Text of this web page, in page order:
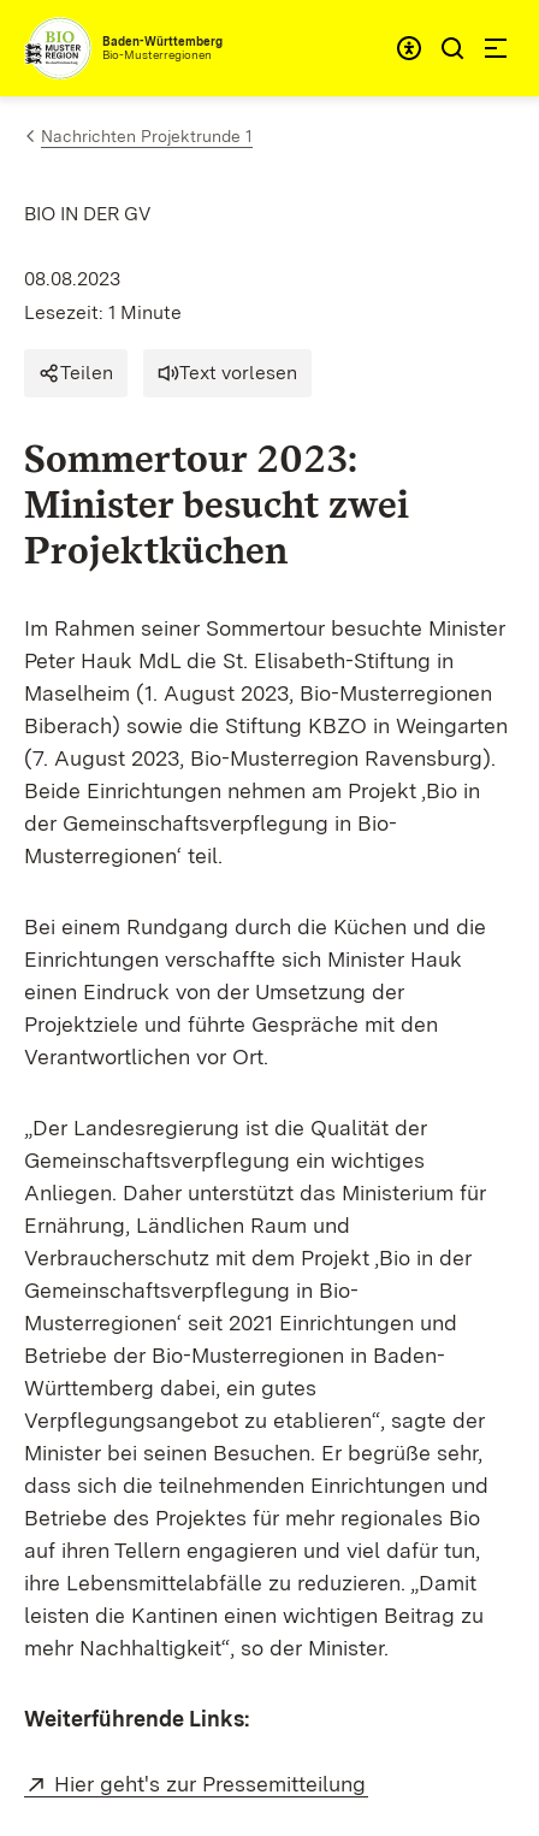
Zum Inhalt springen
Baden-Württemberg
Bio-Musterregionen
Nachrichten Projektrunde 1
BIO IN DER GV
08.08.2023
Lesezeit: 1 Minute
Teilen Text vorlesen
Sommertour 2023:
Minister besucht zwei
Projektküchen
Im Rahmen seiner Sommertour besuchte Minister
Peter Hauk MdL die St. Elisabeth-Stiftung in
Maselheim (1. August 2023, Bio-Musterregionen
Biberach) sowie die Stiftung KBZO in Weingarten
(7. August 2023, Bio-Musterregion Ravensburg).
Beide Einrichtungen nehmen am Projekt ‚Bio in
der Gemeinschaftsverpflegung in Bio-
Musterregionen‘ teil.
Bei einem Rundgang durch die Küchen und die
Einrichtungen verschaffte sich Minister Hauk
einen Eindruck von der Umsetzung der
Projektziele und führte Gespräche mit den
Verantwortlichen vor Ort.
„Der Landesregierung ist die Qualität der
Gemeinschaftsverpflegung ein wichtiges
Anliegen. Daher unterstützt das Ministerium für
Ernährung, Ländlichen Raum und
Verbraucherschutz mit dem Projekt ‚Bio in der
Gemeinschaftsverpflegung in Bio-
Musterregionen‘ seit 2021 Einrichtungen und
Betriebe der Bio-Musterregionen in Baden-
Württemberg dabei, ein gutes
Verpflegungsangebot zu etablieren“, sagte der
Minister bei seinen Besuchen. Er begrüße sehr,
dass sich die teilnehmenden Einrichtungen und
Betriebe des Projektes für mehr regionales Bio
auf ihren Tellern engagieren und viel dafür tun,
ihre Lebensmittelabfälle zu reduzieren. „Damit
leisten die Kantinen einen wichtigen Beitrag zu
mehr Nachhaltigkeit“, so der Minister.
Weiterführende Links:
Extern:
Hier geht's zur Pressemitteilung